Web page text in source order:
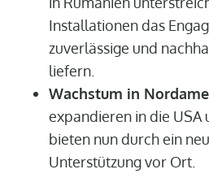
Installationen das
zuverlässige und
liefern.
Wachstum in
expandieren in die USA
bieten nun durch ein
Unterstützung vor Ort.